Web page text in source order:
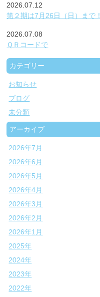
2026.07.12
第２期は7月26日（日）まで！
2026.07.08
ＱＲコードで
カテゴリー
お知らせ
ブログ
未分類
アーカイブ
2026年7月
2026年6月
2026年5月
2026年4月
2026年3月
2026年2月
2026年1月
2025年
2024年
2023年
2022年